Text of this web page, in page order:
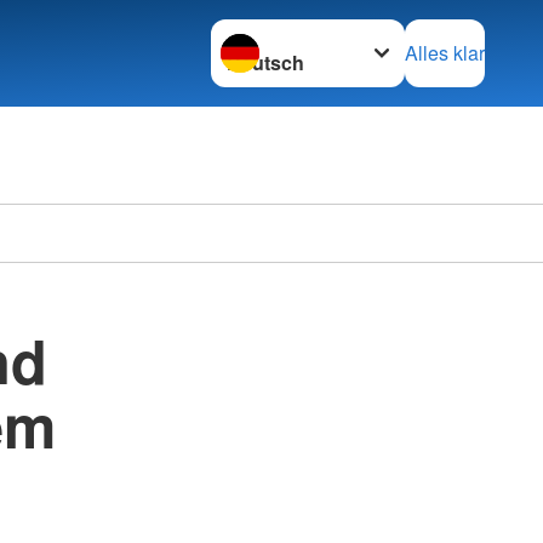
Sprache wechseln zu
Alles klar